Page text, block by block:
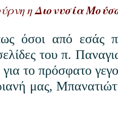
ηΔιονυσία
όσοι από εσάς
του π.
το πρόσφατο
μας,